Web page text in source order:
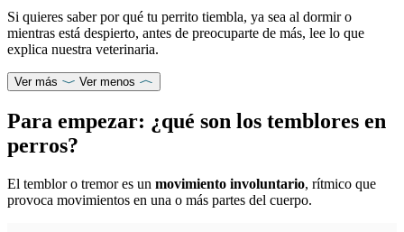
Si quieres saber por qué tu perrito tiembla, ya sea al dormir o
mientras está despierto, antes de preocuparte de más, lee lo que
explica nuestra veterinaria.
Ver más Ver menos
Para empezar: ¿qué son los temblores en
perros?
El temblor o tremor es un movimiento involuntario, rítmico que
provoca movimientos en una o más partes del cuerpo.